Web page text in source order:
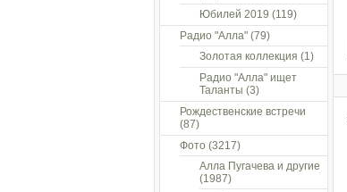
Юбилей 2019 (119)
Радио "Алла"(79)
Золотая коллекция (1)
Радио "Алла" ищет
Таланты (3)
Рождественские встречи
(87)
Фото (3217)
Алла Пугачева и другие
(1987)